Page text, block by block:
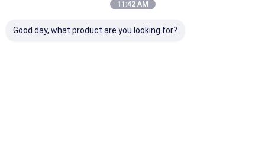
11:42 AM
Good day, what product are you looking for?